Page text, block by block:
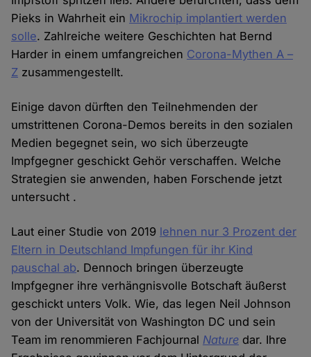
Pieks in Wahrheit ein Mikrochip implantiert werden
solle. Zahlreiche weitere Geschichten hat Bernd
Harder in einem umfangreichen Corona-Mythen A –
Z zusammengestellt.
Einige davon dürften den Teilnehmenden der
umstrittenen Corona-Demos bereits in den sozialen
Medien begegnet sein, wo sich überzeugte
Impfgegner geschickt Gehör verschaffen. Welche
Strategien sie anwenden, haben Forschende jetzt
untersucht .
Laut einer Studie von 2019 lehnen nur 3 Prozent der
Eltern in Deutschland Impfungen für ihr Kind
pauschal ab. Dennoch bringen überzeugte
Impfgegner ihre verhängnisvolle Botschaft äußerst
geschickt unters Volk. Wie, das legen Neil Johnson
von der Universität von Washington DC und sein
Team im renommieren Fachjournal Nature dar. Ihre